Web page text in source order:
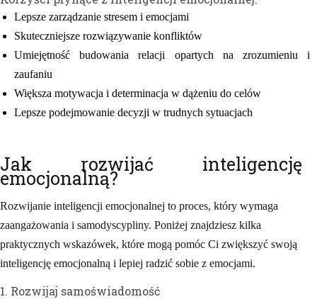
Lepsze zarządzanie stresem i emocjami
Skuteczniejsze rozwiązywanie konfliktów
Umiejętność budowania relacji opartych na zrozumieniu i
zaufaniu
Większa motywacja i determinacja w dążeniu do celów
Lepsze podejmowanie decyzji w trudnych sytuacjach
Jak rozwijać inteligencję
emocjonalną?
Rozwijanie inteligencji emocjonalnej to proces, który wymaga
zaangażowania i samodyscypliny. Poniżej znajdziesz kilka
praktycznych wskazówek, które mogą pomóc Ci zwiększyć swoją
inteligencję emocjonalną i lepiej radzić sobie z emocjami.
1. Rozwijaj samoświadomość